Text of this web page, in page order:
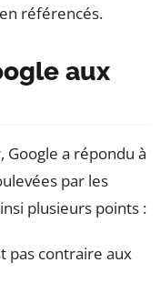
référencés.
aux
Google a répondu à
par les
plusieurs points :
pas contraire aux